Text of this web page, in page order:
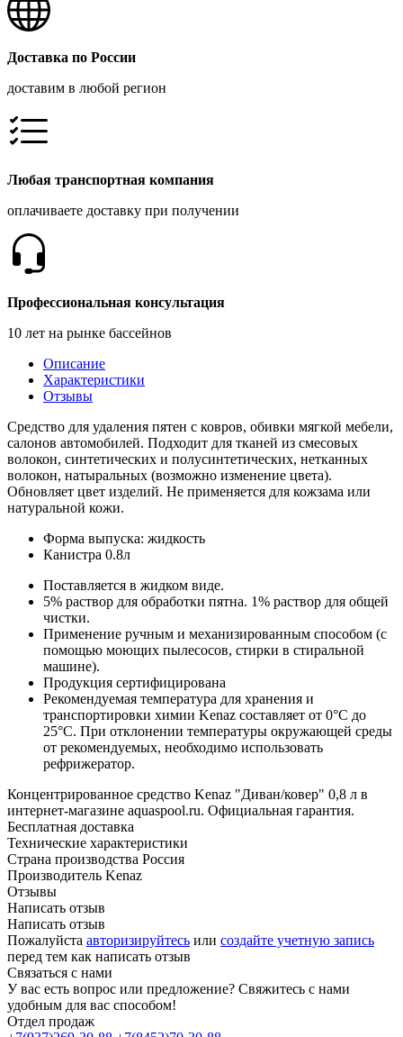
Доставка по России
доставим в любой регион
Любая транспортная компания
оплачиваете доставку при получении
Профессиональная консультация
10 лет на рынке бассейнов
Описание
Характеристики
Отзывы
Средство для удаления пятен с ковров, обивки мягкой мебели,
салонов автомобилей. Подходит для тканей из смесовых
волокон, синтетических и полусинтетических, нетканных
волокон, натыральных (возможно изменение цвета).
Обновляет цвет изделий. Не применяется для кожзама или
натуральной кожи.
Форма выпуска: жидкость
Канистра 0.8л
Поставляется в жидком виде.
5% раствор для обработки пятна. 1% раствор для общей
чистки.
Применение ручным и механизированным способом (с
помощью моющих пылесосов, стирки в стиральной
машине).
Продукция сертифицирована
Рекомендуемая температура для хранения и
транспортировки химии Kenaz составляет от 0°C до
25°C. При отклонении температуры окружающей среды
от рекомендуемых, необходимо использовать
рефрижератор.
Концентрированное средство Kenaz "Диван/ковер" 0,8 л в
интернет-магазине aquaspool.ru. Официальная гарантия.
Бесплатная доставка
Технические характеристики
Страна производства Россия
Производитель Kenaz
Отзывы
Написать отзыв
Написать отзыв
Пожалуйста авторизируйтесь или создайте учетную запись
перед тем как написать отзыв
Связаться с нами
У вас есть вопрос или предложение? Свяжитесь с нами
удобным для вас способом!
Отдел продаж